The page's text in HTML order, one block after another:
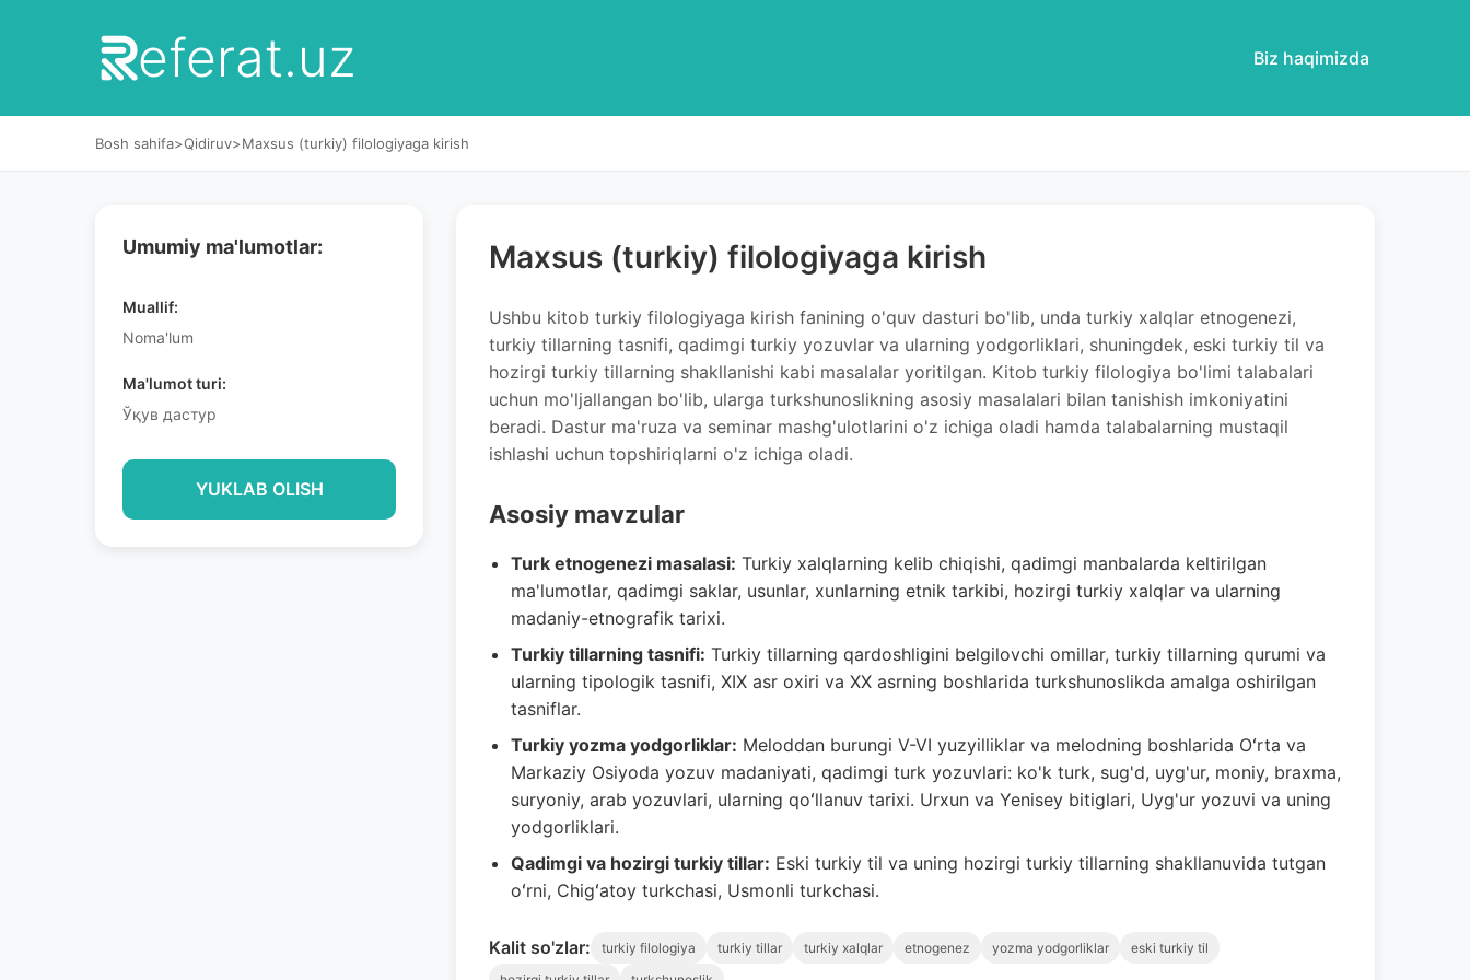
eferat.uz Biz haqimizda
Bosh sahifa>Qidiruv>Maxsus (turkiy) filologiyaga kirish
Umumiy ma'lumotlar:
Muallif:
Noma'lum
Ma'lumot turi:
Ўқув дастур
YUKLAB OLISH
Maxsus (turkiy) filologiyaga kirish
Ushbu kitob turkiy filologiyaga kirish fanining o'quv dasturi bo'lib, unda turkiy xalqlar etnogenezi,
turkiy tillarning tasnifi, qadimgi turkiy yozuvlar va ularning yodgorliklari, shuningdek, eski turkiy til va
hozirgi turkiy tillarning shakllanishi kabi masalalar yoritilgan. Kitob turkiy filologiya bo'limi talabalari
uchun mo'ljallangan bo'lib, ularga turkshunoslikning asosiy masalalari bilan tanishish imkoniyatini
beradi. Dastur ma'ruza va seminar mashg'ulotlarini o'z ichiga oladi hamda talabalarning mustaqil
ishlashi uchun topshiriqlarni o'z ichiga oladi.
Asosiy mavzular
Turk etnogenezi masalasi: Turkiy xalqlarning kelib chiqishi, qadimgi manbalarda keltirilgan
ma'lumotlar, qadimgi saklar, usunlar, xunlarning etnik tarkibi, hozirgi turkiy xalqlar va ularning
madaniy-etnografik tarixi.
Turkiy tillarning tasnifi: Turkiy tillarning qardoshligini belgilovchi omillar, turkiy tillarning qurumi va
ularning tipologik tasnifi, XIX asr oxiri va XX asrning boshlarida turkshunoslikda amalga oshirilgan
tasniflar.
Turkiy yozma yodgorliklar: Meloddan burungi V-VI yuzyilliklar va melodning boshlarida Oʻrta va
Markaziy Osiyoda yozuv madaniyati, qadimgi turk yozuvlari: ko'k turk, sug'd, uyg'ur, moniy, braxma,
suryoniy, arab yozuvlari, ularning qoʻllanuv tarixi. Urxun va Yenisey bitiglari, Uyg'ur yozuvi va uning
yodgorliklari.
Qadimgi va hozirgi turkiy tillar: Eski turkiy til va uning hozirgi turkiy tillarning shakllanuvida tutgan
oʻrni, Chigʻatoy turkchasi, Usmonli turkchasi.
Kalit so'zlar: turkiy filologiya turkiy tillar turkiy xalqlar etnogenez yozma yodgorliklar
eski turkiy til